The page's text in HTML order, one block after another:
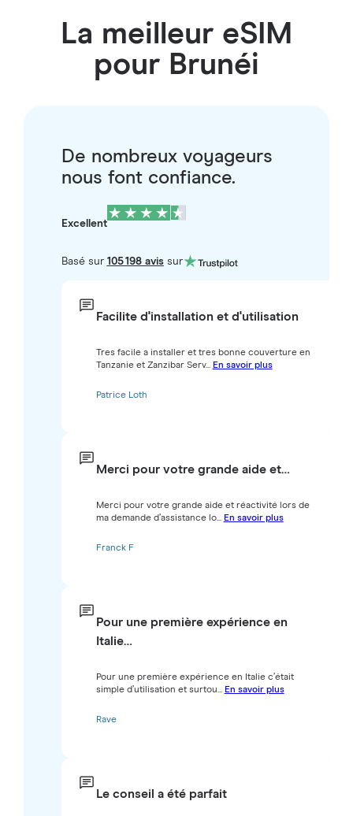
La meilleur eSIM
pour Brunéi
De nombreux voyageurs
nous font confiance.
Excellent
Basé sur 105 198 avissur
Facilite d'installation et d'utilisation
Tres facile a installer et tres bonne couverture en
Tanzanie et Zanzibar Serv... En savoir plus
Patrice Loth
Merci pour votre grande aide et…
Merci pour votre grande aide et réactivité lors de
ma demande d’assistance lo... En savoir plus
Franck F
Pour une première expérience en
Italie…
Pour une première expérience en Italie c’était
simple d’utilisation et surtou... En savoir plus
Rave
Le conseil a été parfait